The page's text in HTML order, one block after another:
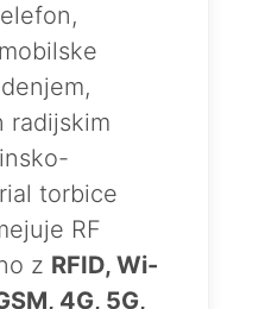
radijskim
torbice
RF
z RFID, Wi-
4G, 5G,